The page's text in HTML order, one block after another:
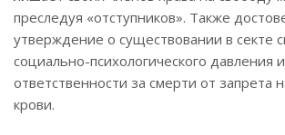
преследуя «отступников». Также
утверждение о существовании в секте
социально-психологического давления
ответственности за смерти от запрета
крови.